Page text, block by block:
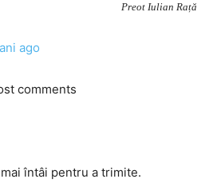
Preot Iulian Rață
ago
comments
mai întâi pentru a trimite.